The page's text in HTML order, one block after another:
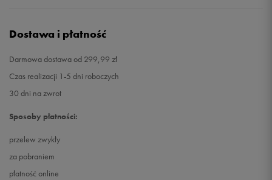
Dostawa i płatność
Darmowa dostawa od 299,99 zł
Czas realizacji 1-5 dni roboczych
30 dni na zwrot
Sposoby płatności:
przelew zwykły
za pobraniem
płatność online